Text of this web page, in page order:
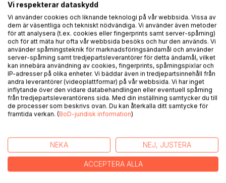
BESKRIVNING
Boken FÖLJER DIG är en konst- och diktbok, tänkt att
stimulera till inlevelse, betraktande och att ge inspiration till
läsare som vill prova att på egen hand kombinera olika
slags konstnärliga uttryck. Bokens alla bilder av målningar
fristående från varandra, tills ett konstnärligt samarbete
visade att bilder och dikter, överraskande nog, visade sig
höra samman och dessutom, förstärka varandras uttryck.
Titeln Följer dig kommer från bokens första uppslag, som
Vi respekterar dataskydd
Vi använder cookies och liknande teknologi på vår webbsida. Vissa av
dem är väsentliga och tekniskt nödvändiga. Vi använder även metoder
för att analysera (t.ex. cookies eller fingerprints samt server-spårning)
och för att mäta hur ofta vår webbsida besöks och hur den används. Vi
använder spårningsteknik för marknadsföringsändamål och använder
server-spårning samt tredjepartsleverantörer för detta ändamål, vilket
kan innebära användning av cookies, fingerprints, spårningspixlar och
IP-adresser på olika enheter. Vi bäddar även in tredjepartsinnehåll från
andra leverantörer (videoplattformar) på vår webbsida. Vi har inget
inflytande över den vidare databehandlingen eller eventuell spårning
från tredjepartsleverantörens sida. Med din inställning samtycker du till
de processer som beskrivs ovan. Du kan återkalla ditt samtycke för
framtida verkan. (BoD-juridisk information)
NEKA NEJ, JUSTERA
ACCEPTERA ALLA